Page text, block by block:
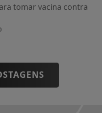
tomar vacina contra